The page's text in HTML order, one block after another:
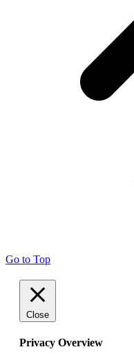
Go to Top
Close
Privacy Overview